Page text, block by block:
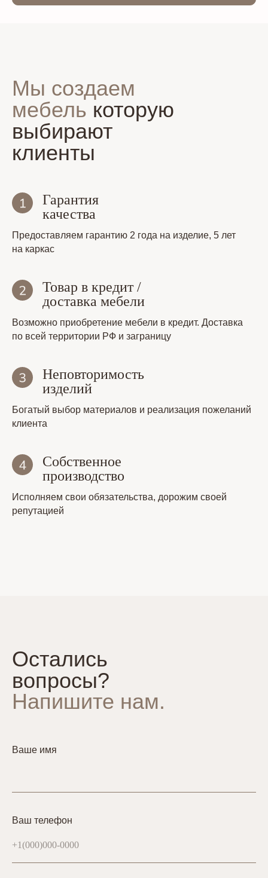
Мы создаем
мебель которую
выбирают
клиенты
Гарантия
качества
Предоставляем гарантию 2 года на изделие, 5 лет
на каркас
Товар в кредит /
доставка мебели
Возможно приобретение мебели в кредит. Доставка
по всей территории РФ и заграницу
Неповторимость
изделий
Богатый выбор материалов и реализация пожеланий
клиента
Собственное
производство
Исполняем свои обязательства, дорожим своей
репутацией
Остались
вопросы?
Напишите нам.
Ваше имя
Ваш телефон